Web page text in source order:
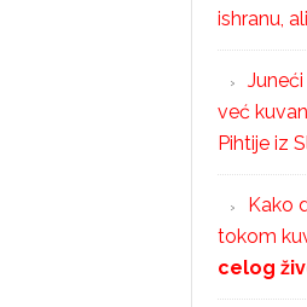
ishranu,
već
Pihtije iz
Kako
tokom
celog